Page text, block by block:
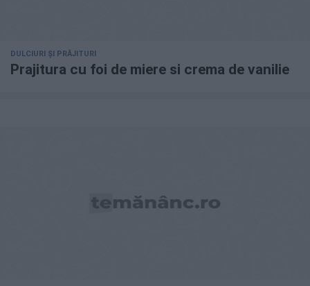
DULCIURI ȘI PRĂJITURI
Prajitura cu foi de miere si crema de vanilie